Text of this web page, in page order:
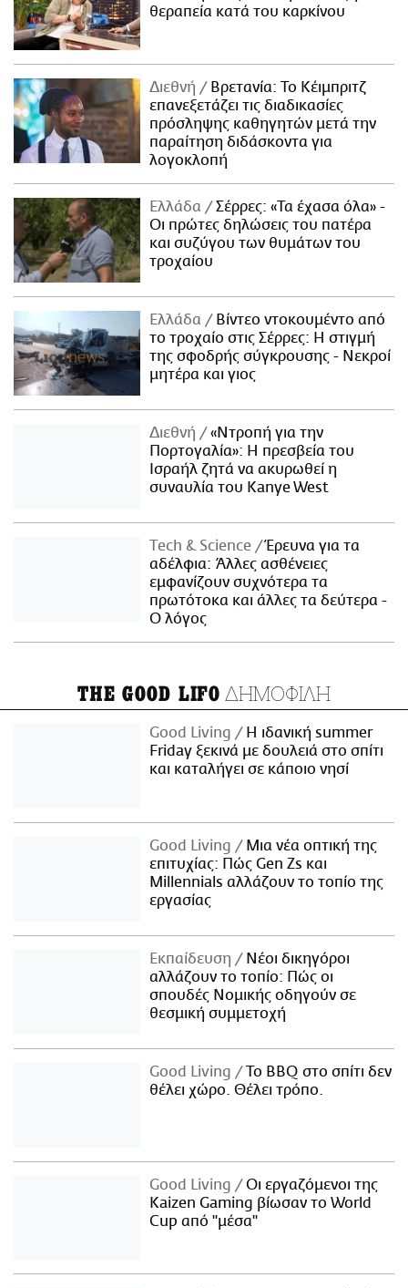
θεραπεία κατά του καρκίνου
Διεθνή
Βρετανία: Το Κέιμπριτζ
επανεξετάζει τις διαδικασίες
πρόσληψης καθηγητών μετά την
παραίτηση διδάσκοντα για
λογοκλοπή
Ελλάδα
Σέρρες: «Τα έχασα όλα» -
Οι πρώτες δηλώσεις του πατέρα
και συζύγου των θυμάτων του
τροχαίου
Ελλάδα
Βίντεο ντοκουμέντο από
το τροχαίο στις Σέρρες: Η στιγμή
της σφοδρής σύγκρουσης - Νεκροί
μητέρα και γιος
Διεθνή
«Ντροπή για την
Πορτογαλία»: Η πρεσβεία του
Ισραήλ ζητά να ακυρωθεί η
συναυλία του Kanye West
Τech & Science
Έρευνα για τα
αδέλφια: Άλλες ασθένειες
εμφανίζουν συχνότερα τα
πρωτότοκα και άλλες τα δεύτερα -
Ο λόγος
THE GOOD LIFO ΔΗΜΟΦΙΛΗ
Good Living
Η ιδανική summer
Friday ξεκινά με δουλειά στο σπίτι
και καταλήγει σε κάποιο νησί
Good Living
Μια νέα οπτική της
επιτυχίας: Πώς Gen Zs και
Millennials αλλάζουν το τοπίο της
εργασίας
Εκπαίδευση
Νέοι δικηγόροι
αλλάζουν το τοπίο: Πώς οι
σπουδές Νομικής οδηγούν σε
θεσμική συμμετοχή
Good Living
Το BBQ στο σπίτι δεν
θέλει χώρο. Θέλει τρόπο.
Good Living
Οι εργαζόμενοι της
Kaizen Gaming βίωσαν το World
Cup από "μέσα"